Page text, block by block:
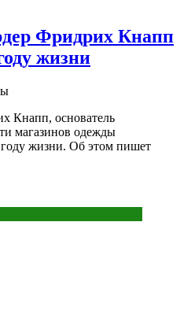
Фридрих Кнапп
жизни
Кнапп, основатель
магазинов одежды
жизни. Об этом пишет